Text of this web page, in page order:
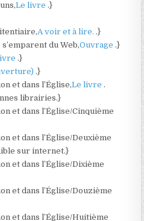
Le livre.}
A voir et à lire..}
du Web,Ouvrage.}
.}
.}
et dans l’Église,Le livre.
librairies.}
et dans l’Église/Cinquième
et dans l’Église/Deuxième
sur internet.}
et dans l’Église/Dixième
et dans l’Église/Douzième
et dans l’Église/Huitième